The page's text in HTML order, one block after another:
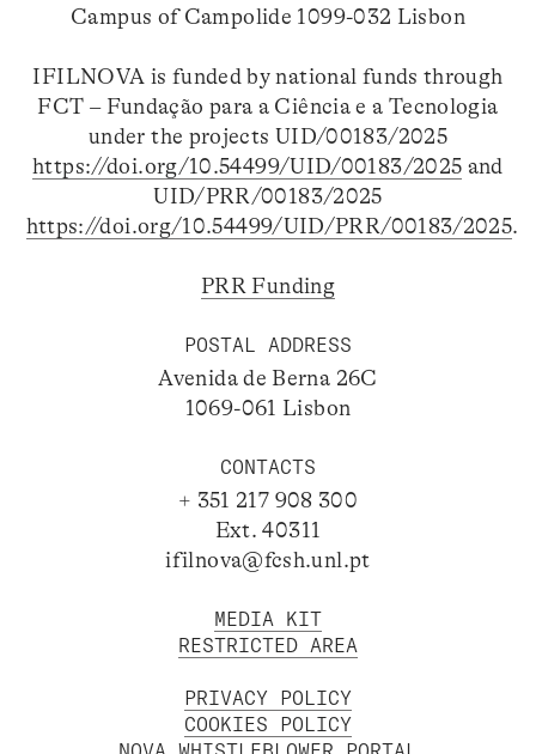
Campus of Campolide 1099-032 Lisbon
IFILNOVA is funded by national funds through
FCT – Fundação para a Ciência e a Tecnologia
under the projects UID/00183/2025
https://doi.org/10.54499/UID/00183/2025 and
UID/PRR/00183/2025
https://doi.org/10.54499/UID/PRR/00183/2025.
PRR Funding
POSTAL ADDRESS
Avenida de Berna 26C
1069-061 Lisbon
CONTACTS
+ 351 217 908 300
Ext. 40311
ifilnova@fcsh.unl.pt
MEDIA KIT
RESTRICTED AREA
PRIVACY POLICY
COOKIES POLICY